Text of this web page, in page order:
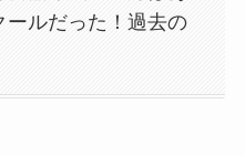
ルだった！過去の